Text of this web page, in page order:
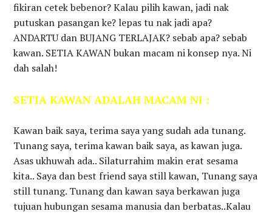
fikiran cetek bebenor? Kalau pilih kawan, jadi nak
putuskan pasangan ke? lepas tu nak jadi apa?
ANDARTU dan BUJANG TERLAJAK? sebab apa? sebab
kawan. SETIA KAWAN bukan macam ni konsep nya. Ni
dah salah!
SETIA KAWAN ADALAH MACAM NI :
Kawan baik saya, terima saya yang sudah ada tunang.
Tunang saya, terima kawan baik saya, as kawan juga.
Asas ukhuwah ada.. Silaturrahim makin erat sesama
kita.. Saya dan best friend saya still kawan, Tunang saya
still tunang. Tunang dan kawan saya berkawan juga
tujuan hubungan sesama manusia dan berbatas..Kalau